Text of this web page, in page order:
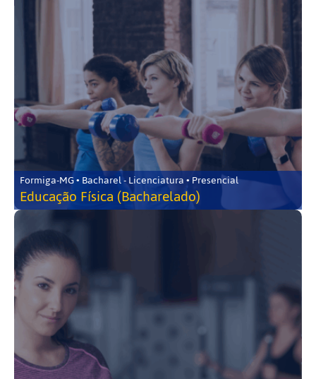
Formiga-MG • Bacharel - Licenciatura • Presencial
Educação Física (Bacharelado)